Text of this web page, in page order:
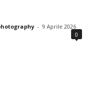
- 9 Aprile 2026
0